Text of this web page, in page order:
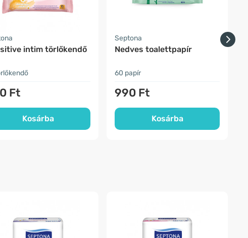
intim törlőkendő
Ft
Kosárba
Septona
Nedves toalettpapír
60 papír
990 Ft
Kosárba